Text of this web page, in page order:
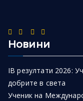
Новини
IB резултати 2026:
добрите в света
Ученик на